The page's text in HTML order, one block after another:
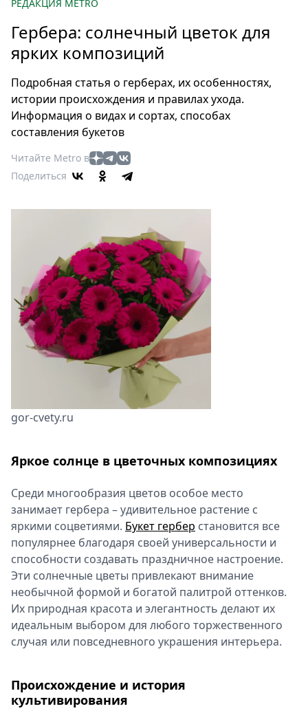
Мир
Здоровье
Еда
Туризм
Мода
Театр
Кино
Афиша
Выставки
релизы
О
Metro
Стримы
Спецпроекты
Звезды
Выборы
Metro
РЕДАКЦИЯ METRO
Гербера: солнечный цветок для
ярких композиций
Подробная статья о герберах, их особенностях,
истории происхождения и правилах ухода.
Информация о видах и сортах, способах
составления букетов
Читайте Metro в
Поделиться
gor-cvety.ru
Яркое солнце в цветочных композициях
Среди многообразия цветов особое место
занимает гербера – удивительное растение с
яркими соцветиями. Букет гербер становится все
популярнее благодаря своей универсальности и
способности создавать праздничное настроение.
Эти солнечные цветы привлекают внимание
необычной формой и богатой палитрой оттенков.
Их природная красота и элегантность делают их
идеальным выбором для любого торжественного
случая или повседневного украшения интерьера.
Происхождение и история
культивирования